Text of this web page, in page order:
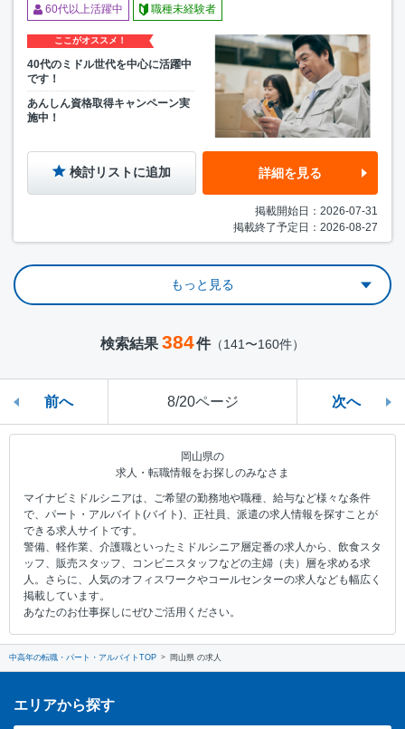
60代以上活躍中 職種未経験者
ここがオススメ！
40代のミドル世代を中心に活躍中
です！
あんしん資格取得キャンペーン実
施中！
検討リストに追加 詳細を見る
掲載開始日：2026-07-31
掲載終了予定日：2026-08-27
もっと見る
検索結果 384件（141〜160件）
前へ 8/20ページ 次へ
岡山県の
求人・転職情報をお探しのみなさま
マイナビミドルシニアは、ご希望の勤務地や職種、給与など様々な条件
で、パート・アルバイト(バイト)、正社員、派遣の求人情報を探すことが
できる求人サイトです。
警備、軽作業、介護職といったミドルシニア層定番の求人から、飲食スタ
ッフ、販売スタッフ、コンビニスタッフなどの主婦（夫）層を求める求
人。さらに、人気のオフィスワークやコールセンターの求人なども幅広く
掲載しています。
あなたのお仕事探しにぜひご活用ください。
中高年の転職・パート・アルバイトTOP 岡山県 の求人
エリアから探す